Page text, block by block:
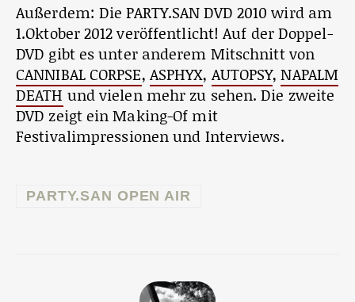
Außerdem: Die PARTY.SAN DVD 2010 wird am
1.Oktober 2012 veröffentlicht! Auf der Doppel-
DVD gibt es unter anderem Mitschnitt von
CANNIBAL CORPSE, ASPHYX, AUTOPSY,NAPALM
DEATH und vielen mehr zu sehen. Die zweite
DVD zeigt ein Making-Of mit
Festivalimpressionen und Interviews.
PARTY.SAN OPEN AIR